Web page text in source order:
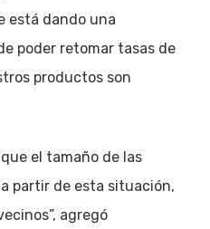
está dando una
poder retomar tasas de
productos son
el tamaño de las
partir de esta situación,
agregó